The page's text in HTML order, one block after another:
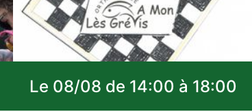
Le 08/08 de 14:00 à 18:00